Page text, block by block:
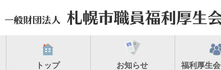
トップ お知らせ 福利厚生